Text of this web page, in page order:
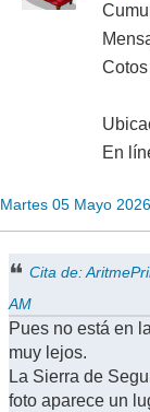
En
Martes 05 Mayo
Cita de:
AM
Pues no está en
muy lejos.
La Sierra de
foto aparece un